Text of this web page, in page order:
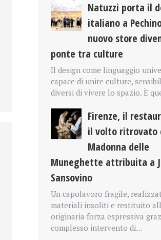
Natuzzi porta il
italiano a
nuovo store
ponte tra culture
Il design come linguaggio
capace di unire culture,
diversi di vivere lo spazio. È
Firenze, il
il volto ritrovato
Madonna delle
Muneghette attribuita a
Sansovino
Un capolavoro fragile,
materiali insoliti e restituito
originaria forza espressiva
complesso intervento di…